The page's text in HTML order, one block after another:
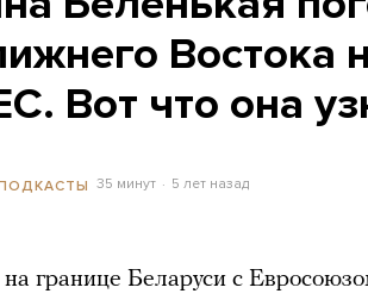
Востока
Вот что она
35 минут 5 лет назад
границе Беларуси с